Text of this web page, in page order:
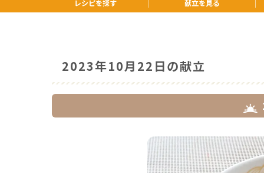
レシピを探す 献立を見る
2023年10月22日の献立